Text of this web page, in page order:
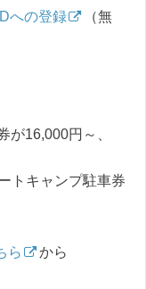
への登録
（無
が16,000円～、
トキャンプ駐車券
ら から